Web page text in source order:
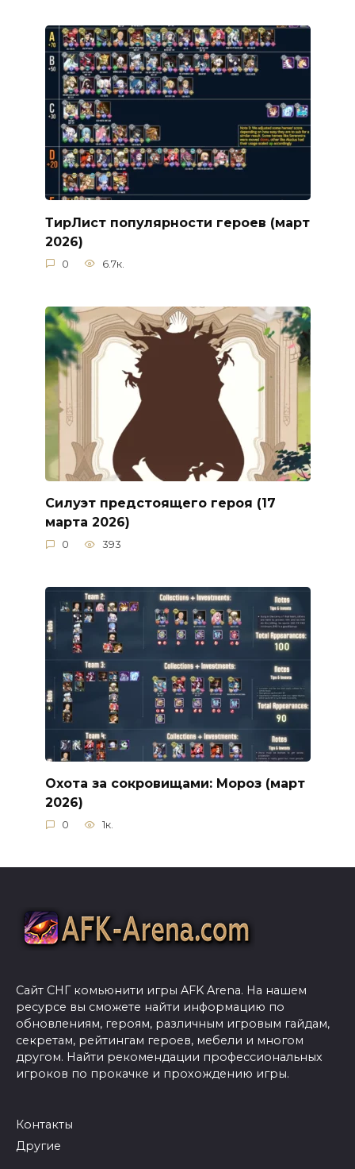
ТирЛист популярности героев (март
2026)
0 6.7к.
Силуэт предстоящего героя (17
марта 2026)
0 393
Охота за сокровищами: Мороз (март
2026)
0 1к.
Сайт СНГ комьюнити игры AFK Arena. На нашем
ресурсе вы сможете найти информацию по
обновлениям, героям, различным игровым гайдам,
секретам, рейтингам героев, мебели и многом
другом. Найти рекомендации профессиональных
игроков по прокачке и прохождению игры.
Контакты
Другие